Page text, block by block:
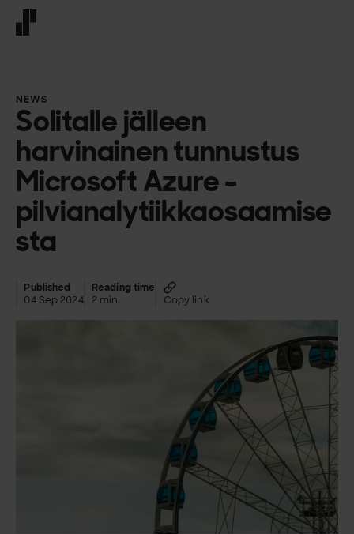
NEWS
Solitalle jälleen
harvinainen tunnustus
Microsoft Azure -
pilvianalytiikkaosaamise
sta
Published
04 Sep 2024
Reading time
2 min
Copy link